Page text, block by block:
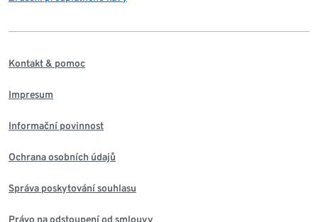
Kontakt & pomoc
Impresum
Informační povinnost
Ochrana osobních údajů
Správa poskytování souhlasu
Právo na odstoupení od smlouvy